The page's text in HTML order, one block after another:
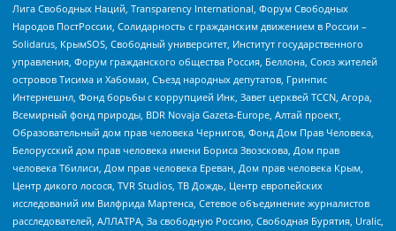
Лига Свободных Наций, Transparеncy International, Форум Свободных
Народов ПостРоссии, Солидарность с гражданским движением в России –
Solidarus, КрымSOS, Свободный университет, Институт государственного
управления, Форум гражданского общества Россия, Беллона, Союз жителей
островов Тисима и Хабомаи, Съезд народных депутатов, Гринпис
Интернешнл, Фонд борьбы с коррупцией Инк, Завет церквей TCCN, Агора,
Всемирный фонд природы, BDR Novaja Gazeta-Europe, Алтай проект,
Образовательный дом прав человека Чернигов, Фонд Дом Прав Человека,
Белорусский дом прав человека имени Бориса Звозскова, Дом прав
человека Тбилиси, Дом прав человека Ереван, Дом прав человека Крым,
Центр дикого лосося, TVR Studios, ТВ Дождь, Центр европейских
исследований им Вилфрида Мартенса, Сетевое объединение журналистов
расследователей, АЛЛАТРА, За свободную Россию, Свободная Бурятия, Uralic,